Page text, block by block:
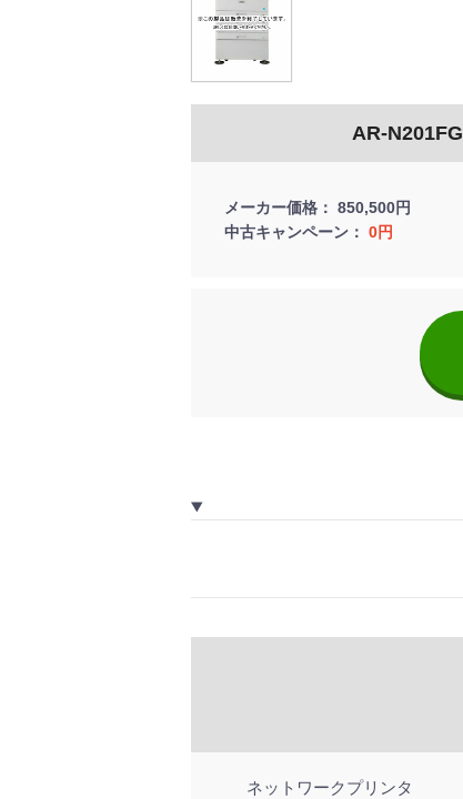
AR-N201FG
メーカー価格
850,500円
中古キャンペーン
0円
ネットワークプリンタ